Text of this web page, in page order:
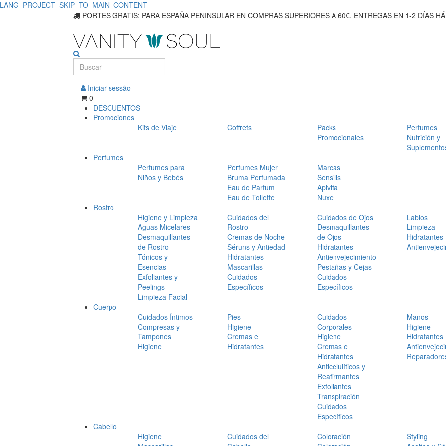
LANG_PROJECT_SKIP_TO_MAIN_CONTENT
Principales
suplementos
alimentarios
PORTES GRATIS: PARA ESPAÑA PENINSULAR EN COMPRAS SUPERIORES A 60€. ENTREGAS EN 1-2 DÍAS
Iniciar sessão
0
DESCUENTOS
Promociones
Kits de Viaje
Coffrets
Packs
Promocionales
Perfumes
Nutrición y
Perfumes
Perfumes para
Niños y Bebés
Perfumes Mujer
Bruma Perfumada
Eau de Parfum
Eau de Toilette
Marcas
Sensilis
Apivita
Nuxe
Rostro
Higiene y Limpieza
Aguas Micelares
Desmaquillantes
de Rostro
Tónicos y
Esencias
Exfoliantes y
Peelings
Limpieza Facial
Cuidados del
Rostro
Cremas de Noche
Séruns y Antiedad
Hidratantes
Mascarillas
Cuidados
Específicos
Cuidados de Ojos
Desmaquillantes
de Ojos
Hidratantes
Antienvejecimiento
Pestañas y Cejas
Cuidados
Específicos
Labios
Limpieza
Hidratantes
Cuerpo
Cuidados Íntimos
Compresas y
Tampones
Higiene
Pies
Higiene
Cremas e
Hidratantes
Cuidados
Corporales
Higiene
Cremas e
Hidratantes
Anticelulíticos y
Reafirmantes
Exfoliantes
Transpiración
Cuidados
Específicos
Manos
Higiene
Hidratantes
Cabello
Higiene
Cuidados del
Coloración
Styling